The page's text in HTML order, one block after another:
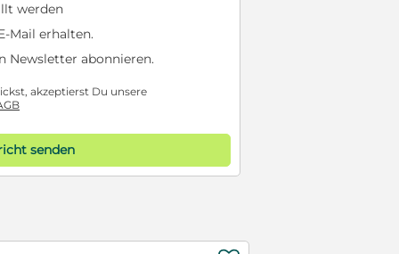
werden
Mail erhalten.
Newsletter abonnieren.
akzeptierst Du unsere
senden